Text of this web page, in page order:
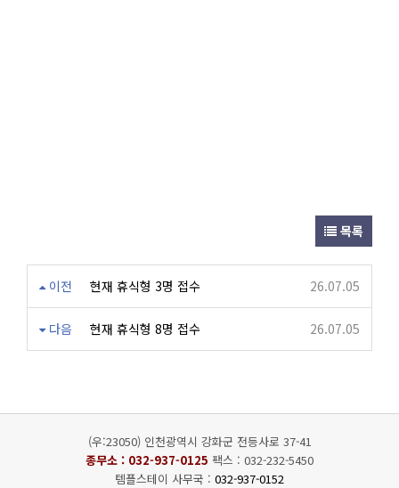
목록
이전 현재 휴식형 3명 접수 26.07.05
다음 현재 휴식형 8명 접수 26.07.05
(우:23050) 인천광역시 강화군 전등사로 37-41
종무소 : 032-937-0125 팩스 : 032-232-5450
템플스테이 사무국 : 032-937-0152